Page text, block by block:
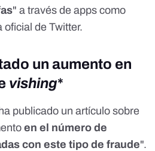
" a través de apps como
oficial de Twitter.
un aumento en
vishing*
publicado un artículo sobre
en el número de
con este tipo de fraude".